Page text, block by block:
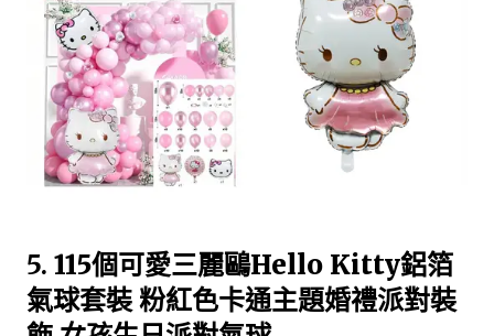
5. 115個可愛三麗鷗Hello Kitty鋁箔
氣球套裝 粉紅色卡通主題婚禮派對裝